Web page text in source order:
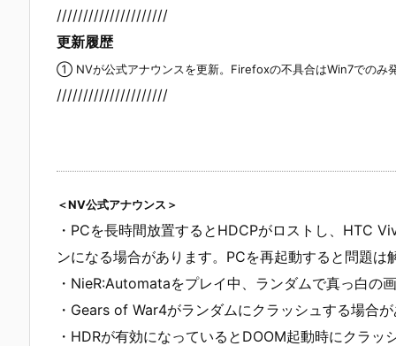
/////////////////////
更新履歴
① NVが公式アナウンスを更新。Firefoxの不具合はWin7でのみ
/////////////////////
＜NV公式アナウンス＞
・PCを長時間放置するとHDCPがロストし、HTC
ンになる場合があります。PCを再起動すると問題は
・NieR:Automataをプレイ中、ランダムで真っ白の
・Gears of War4がランダムにクラッシュする場合が
・HDRが有効になっているとDOOM起動時にクラッ